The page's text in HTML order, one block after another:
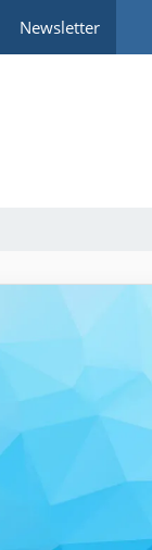
Newsletter